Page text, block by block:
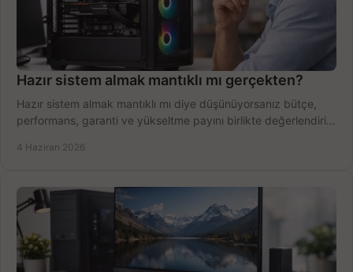
Hazır sistem almak mantıklı mı gerçekten?
Hazır sistem almak mantıklı mı diye düşünüyorsanız bütçe,
performans, garanti ve yükseltme payını birlikte değerlendirin,
4 Haziran 2026